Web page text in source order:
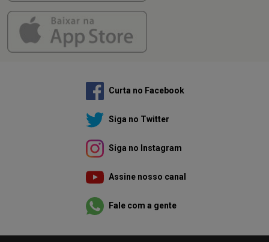
Curta no Facebook
Siga no Twitter
Siga no Instagram
Assine nosso canal
Fale com a gente